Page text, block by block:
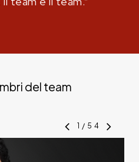
del team
1 / 54